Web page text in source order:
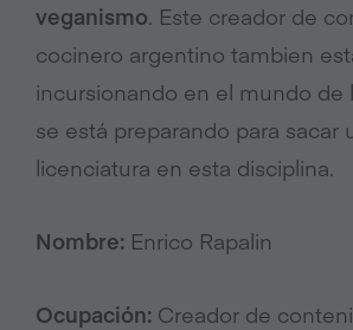
veganismo. Este creador de
cocinero argentino tambien
incursionando en el mundo de
se está preparando para sacar
licenciatura en esta disciplina.
Nombre: Enrico Rapalin
Ocupación: Creador de